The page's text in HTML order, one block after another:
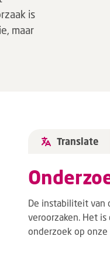
is
maar
Translate
De instabiliteit van
veroorzaken. Het
onderzoek op